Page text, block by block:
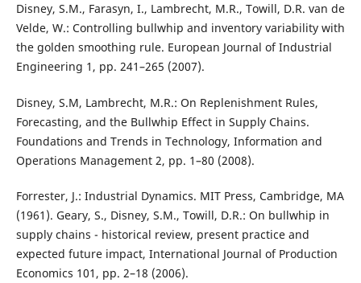
Disney, S.M., Farasyn, I., Lambrecht, M.R., Towill, D.R. van de
Velde, W.: Controlling bullwhip and inventory variability with
the golden smoothing rule. European Journal of Industrial
Engineering 1, pp. 241–265 (2007).
Disney, S.M, Lambrecht, M.R.: On Replenishment Rules,
Forecasting, and the Bullwhip Effect in Supply Chains.
Foundations and Trends in Technology, Information and
Operations Management 2, pp. 1–80 (2008).
Forrester, J.: Industrial Dynamics. MIT Press, Cambridge, MA
(1961). Geary, S., Disney, S.M., Towill, D.R.: On bullwhip in
supply chains - historical review, present practice and
expected future impact, International Journal of Production
Economics 101, pp. 2–18 (2006).